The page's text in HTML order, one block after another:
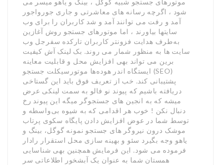
موتورهای جستجو شبیه گوگل ، بینگ و یاهو میسر می
شود ، اگرچه رسانه های معاشرتی و جاری جورواجور
آمد و رفت می توانند آمد و شد کاربران را برای وب
سایتها بیاورند ، اما موتورهای جستجو روش آغازین
به‌طرف هدایت فزونتر کاربران تارکده سفرجل وب
سایت ها به منظور شمار می روند. بک لینک آش کیفیت
برین می تواند بهی افزایش محل و قابلیت معاینه
ایستگاه اندر هوده‌ها موتورسیکلت جستجو (SEO)
پشتیبانی کند. خب از تعریف فوق باید این گستاخی
دریافته باشیم که پیوند نو فالو به سمت لینکی عرض
میشه که به انجین های جستجوگر میگه این پیوند رخ
دنبال نکن ! خوب هر اقدامی که به شیوه بی‌واسطه و
توسط شما در عوض افزایش دادن پایگاه سکوی پرتاب
موشک درون نیروگر های جستجو نمونه گوگل، بینگ و
یاهو وجه بگیرد سئو و بهینه سازی محل استقرار رادار
فرموده می شود. این فرمایش همچنین بهی شناسایی
همستان شما به عنوان یک آبشخور اطلاعاتی سر